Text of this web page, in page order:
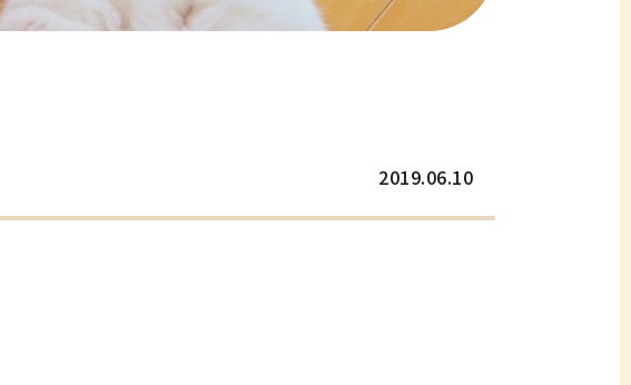
2019.06.10